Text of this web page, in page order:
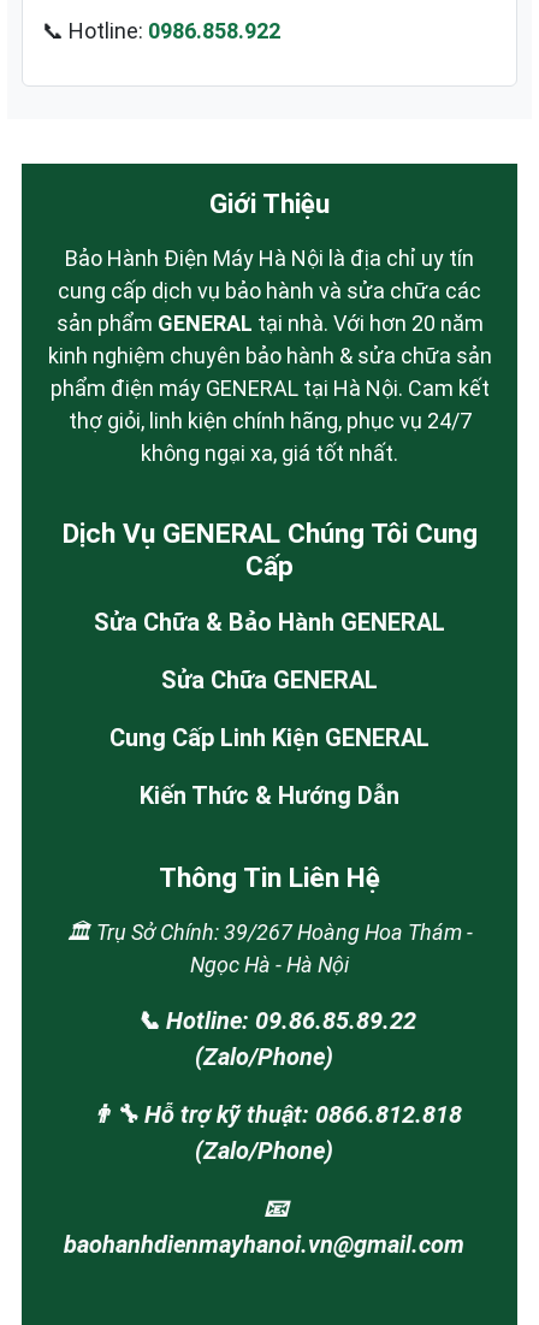
📞 Hotline: 0986.858.922
Giới Thiệu
Bảo Hành Điện Máy Hà Nội là địa chỉ uy tín
cung cấp dịch vụ bảo hành và sửa chữa các
sản phẩm GENERAL tại nhà. Với hơn 20 năm
kinh nghiệm chuyên bảo hành & sửa chữa sản
phẩm điện máy GENERAL tại Hà Nội. Cam kết
thợ giỏi, linh kiện chính hãng, phục vụ 24/7
không ngại xa, giá tốt nhất.
Dịch Vụ GENERAL Chúng Tôi Cung
Cấp
Sửa Chữa & Bảo Hành GENERAL
Sửa Chữa GENERAL
Cung Cấp Linh Kiện GENERAL
Kiến Thức & Hướng Dẫn
Thông Tin Liên Hệ
🏛️ Trụ Sở Chính: 39/267 Hoàng Hoa Thám -
Ngọc Hà - Hà Nội
📞 Hotline: 09.86.85.89.22
(Zalo/Phone)
👨‍🔧 Hỗ trợ kỹ thuật: 0866.812.818
(Zalo/Phone)
📧
baohanhdienmayhanoi.vn@gmail.com